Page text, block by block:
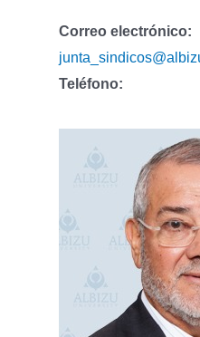
Correo electrónico:
Teléfono: